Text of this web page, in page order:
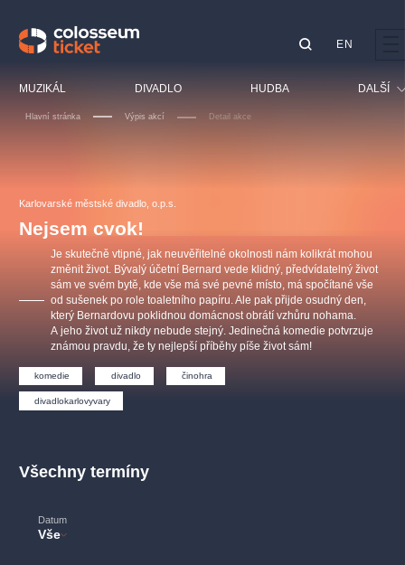
MUZIKÁL DIVADLO HUDBA DALŠÍ
Sport
Ostatní
EN
Hlavní stránka Výpis akcí Detail akce
Karlovarské městské divadlo, o.p.s.
Nejsem cvok!
Je skutečně vtipné, jak neuvěřitelné okolnosti nám kolikrát mohou
změnit život. Bývalý účetní Bernard vede klidný, předvídatelný život
sám ve svém bytě, kde vše má své pevné místo, má spočítané vše
od sušenek po role toaletního papíru. Ale pak přijde osudný den,
který Bernardovu poklidnou domácnost obrátí vzhůru nohama.
A jeho život už nikdy nebude stejný. Jedinečná komedie potvrzuje
známou pravdu, že ty nejlepší příběhy píše život sám!
komedie divadlo činohra
divadlokarlovyvary
Všechny termíny
Datum
Vše
OBYČEJNÁ HOLKA
Agentura 44, s.r.o.
Pink Panther Agency,
Ostatní hledají
muzikálypraha
Nejnavštěvovanější
národnídivadlo činohra